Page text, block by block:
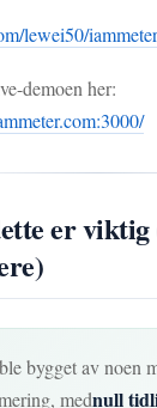
lewei50/
demoen her:
er viktig
bygget av noen
mednull